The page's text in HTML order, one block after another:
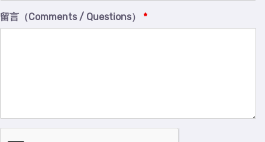
留言（Comments / Questions） *